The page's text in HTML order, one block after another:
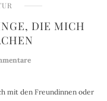
DIE MICH
mit den Freundinnen oder